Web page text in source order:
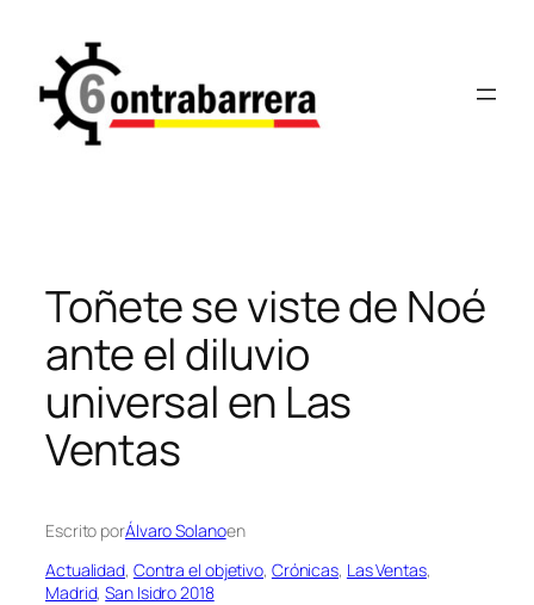
contenido
Toñete se viste de Noé
ante el diluvio
universal en Las
Ventas
Escrito porÁlvaro Solanoen
Actualidad, Contra el objetivo, Crónicas, Las Ventas
Madrid, San Isidro 2018